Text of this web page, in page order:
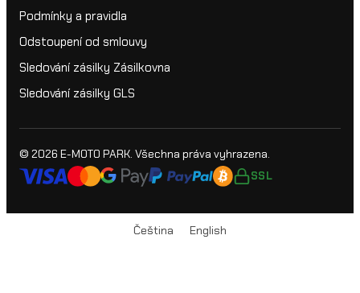
Podmínky a pravidla
Odstoupení od smlouvy
Sledování zásilky Zásilkovna
Sledování zásilky GLS
© 2026 E-MOTO PARK. Všechna práva vyhrazena.
SSL
Čeština English